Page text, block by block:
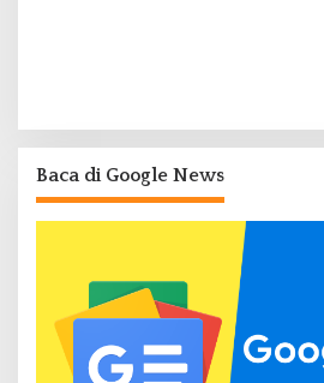
Baca di Google News